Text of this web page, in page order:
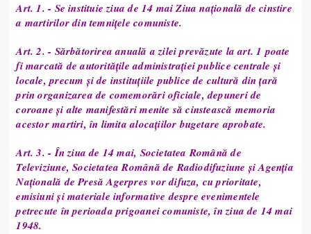
Art. 1. - Se instituie ziua de 14 mai Ziua națională de cinstire
a martirilor din temnițele comuniste.
Art. 2. - Sărbătorirea anuală a zilei prevăzute la art. 1 poate
fi marcată de autoritățile administrației publice centrale și
locale, precum și de instituțiile publice de cultură din țară
prin organizarea de comemorări oficiale, depuneri de
coroane și alte manifestări menite să cinstească memoria
acestor martiri, în limita alocațiilor bugetare aprobate.
Art. 3. - În ziua de 14 mai, Societatea Română de
Televiziune, Societatea Română de Radiodifuziune și Agenția
Națională de Presă Agerpres vor difuza, cu prioritate,
emisiuni și materiale informative despre evenimentele
petrecute în perioada prigoanei comuniste, în ziua de 14 mai
1948.